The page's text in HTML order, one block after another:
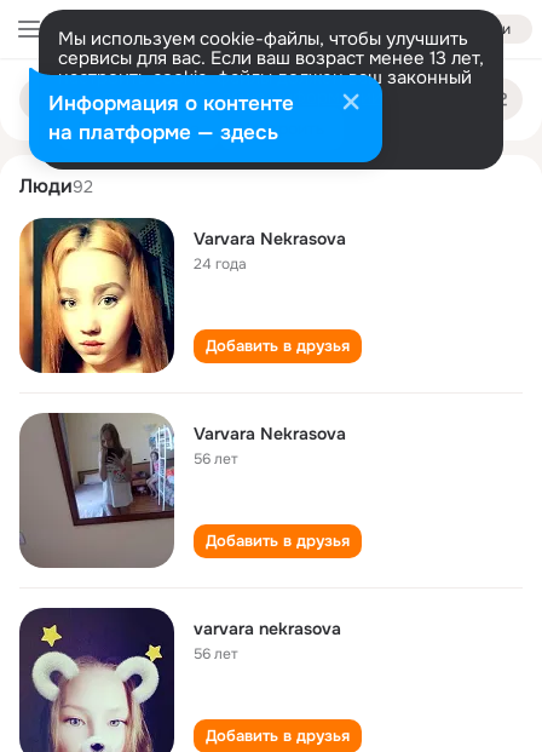
Войти
Мы используем cookie-файлы, чтобы улучшить
сервисы для вас. Если ваш возраст менее 13 лет,
настроить cookie-файлы должен ваш законный
представитель. Больше информации
Разрешить все Настроить
Поиск
людям
varvara nekrasova
Люди92
Varvara Nekrasova
24 года
Добавить в друзья
Varvara Nekrasova
56 лет
Добавить в друзья
varvara nekrasova
56 лет
Добавить в друзья
Информация о контенте
на платформе — здесь